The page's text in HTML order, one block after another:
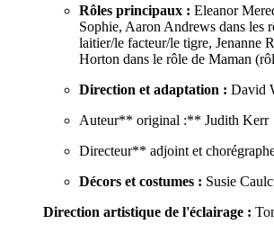
Rôles principaux : Eleanor
Sophie, Aaron Andrews dans les
laitier/le facteur/le tigre, Jenanne
Horton dans le rôle de Maman
Direction et adaptation : David
Auteur** original :** Judith Kerr
Directeur** adjoint et
Décors et costumes : Susie
Direction artistique de l'éclairage :